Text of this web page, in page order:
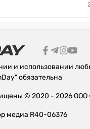
и использовании
обязательна
© 2020 - 2026
медиа R40-06376